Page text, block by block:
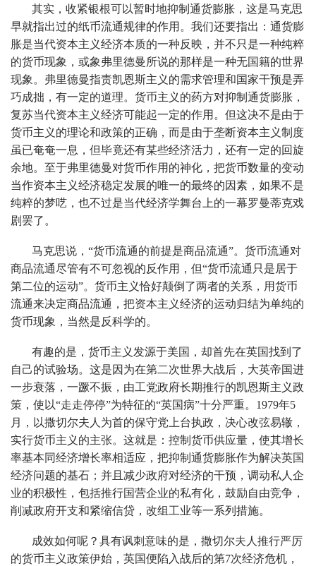
其实，收紧银根可以暂时地抑制通货膨胀，这是马克思
早就指出过的纸币流通规律的作用。我们还要指出：通货膨
胀是当代资本主义经济本质的一种反映，并不只是一种纯粹
的货币现象，或象弗里德曼所说的那样是一种无国籍的世界
现象。弗里德曼指责凯恩斯主义的需求管理和国家干预是弄
巧成拙，有一定的道理。货币主义的药方对抑制通货膨胀，
复苏当代资本主义经济可能起一定的作用。但这决不是由于
货币主义的理论和政策的正确，而是由于垄断资本主义制度
虽已奄奄一息，但毕竟还有某些经济活力，还有一定的回旋
余地。至于弗里德曼对货币作用的神化，把货币数量的变动
当作资本主义经济稳定发展的唯一的最终的因素，如果不是
纯粹的梦呓，也不过是当代经济学舞台上的一幕罗曼蒂克戏
剧罢了。
马克思说，“货币流通的前提是商品流通”。货币流通对
商品流通尽管有不可忽视的反作用，但“货币流通只是居于
第二位的运动”。货币主义恰好颠倒了两者的关系，用货币
流通来决定商品流通，把资本主义经济的运动归结为单纯的
货币现象，当然是反科学的。
有趣的是，货币主义发源于美国，却首先在英国找到了
自己的试验场。这是因为在第二次世界大战后，大英帝国进
一步衰落，一蹶不振，由工党政府长期推行的凯恩斯主义政
策，使以“走走停停”为特征的“英国病”十分严重。1979年5
月，以撒切尔夫人为首的保守党上台执政，决心改弦易辙，
实行货币主义的主张。这就是：控制货币供应量，使其增长
率基本同经济增长率相适应，把抑制通货膨胀作为解决英国
经济问题的基石；并且减少政府对经济的干预，调动私人企
业的积极性，包括推行国营企业的私有化，鼓励自由竞争，
削减政府开支和紧缩信贷，改组工业等一系列措施。
成效如何呢？具有讽刺意味的是，撒切尔夫人推行严厉
的货币主义政策伊始，英国便陷入战后的第7次经济危机，